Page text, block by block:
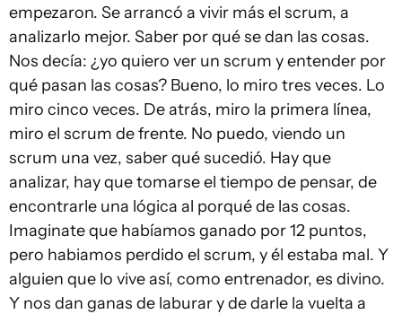
empezaron. Se arrancó a vivir más el scrum, a
analizarlo mejor. Saber por qué se dan las cosas.
Nos decía: ¿yo quiero ver un scrum y entender por
qué pasan las cosas? Bueno, lo miro tres veces. Lo
miro cinco veces. De atrás, miro la primera línea,
miro el scrum de frente. No puedo, viendo un
scrum una vez, saber qué sucedió. Hay que
analizar, hay que tomarse el tiempo de pensar, de
encontrarle una lógica al porqué de las cosas.
Imaginate que habíamos ganado por 12 puntos,
pero habiamos perdido el scrum, y él estaba mal. Y
alguien que lo vive así, como entrenador, es divino.
Y nos dan ganas de laburar y de darle la vuelta a